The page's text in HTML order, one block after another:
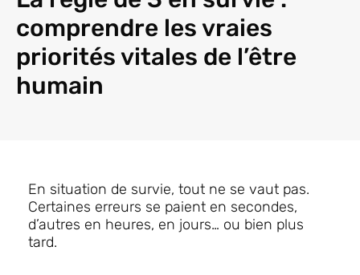
comprendre les vraies
priorités vitales de l’être
humain
En situation de survie, tout ne se vaut pas.
Certaines erreurs se paient en secondes,
d’autres en heures, en jours… ou bien plus
tard.